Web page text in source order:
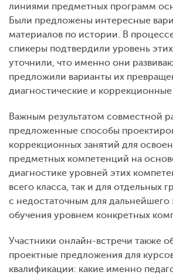
линиями предметных программ
Были предложены интересные
материалов по истории. В
спикеры подтвердили уровень
уточнили, что именно они
предложили варианты их
диагностические и
Важным результатом совместной
предложенные способы
коррекционных занятий для
предметных компетенций на
диагностике уровней этих
всего класса, так и для отдельных
с недостаточным для
обучения уровнем конкретных
Участники онлайн-встречи также
проектные предложения для
квалификации: какие именно